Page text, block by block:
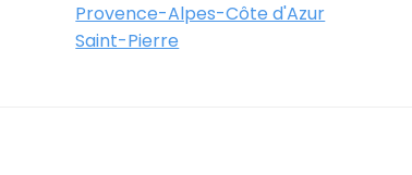
- Boulevard de Blossac
Provence-Alpes-Côte d'Azur
Saint-Pierre